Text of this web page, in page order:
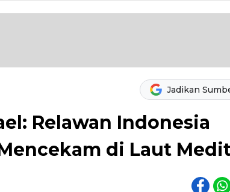
Jadikan
Relawan Indonesia
di Laut